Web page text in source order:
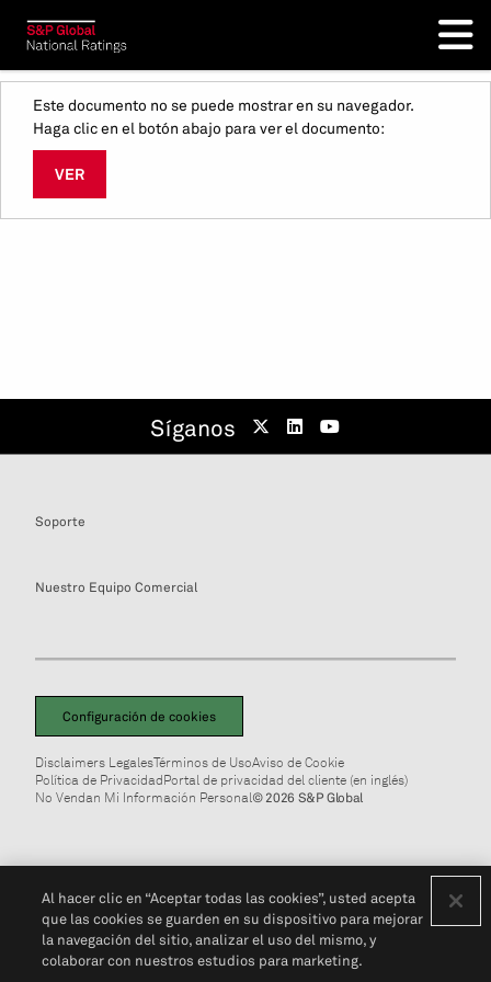
Este documento no se puede mostrar en su navegador.
Haga clic en el botón abajo para ver el documento:
VER
Síganos
Soporte
Nuestro Equipo Comercial
Configuración de cookies
Disclaimers LegalesTérminos de UsoAviso de Cookie
Política de PrivacidadPortal de privacidad del cliente (en inglés)
No Vendan Mi Información Personal© 2026 S&P Global
Al hacer clic en “Aceptar todas las cookies”, usted acepta
que las cookies se guarden en su dispositivo para mejorar
la navegación del sitio, analizar el uso del mismo, y
colaborar con nuestros estudios para marketing.